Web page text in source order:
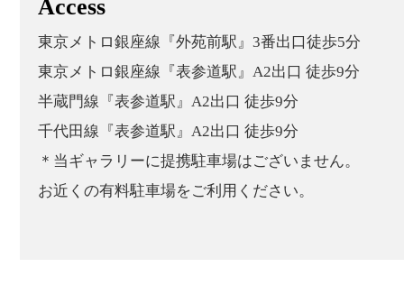
Access
東京メトロ銀座線『外苑前駅』3番出口徒歩5分
東京メトロ銀座線『表参道駅』A2出口 徒歩9分
半蔵門線『表参道駅』A2出口 徒歩9分
千代田線『表参道駅』A2出口 徒歩9分
＊当ギャラリーに提携駐車場はございません。
お近くの有料駐車場をご利用ください。